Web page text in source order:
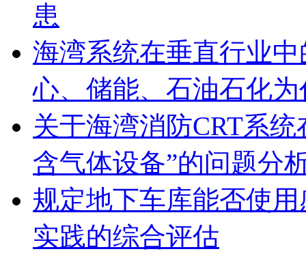
患
海湾系统在垂直行业
心、储能、石油石化
关于海湾消防CRT系
含气体设备”的问题分
规定地下车库能否使
实践的综合评估